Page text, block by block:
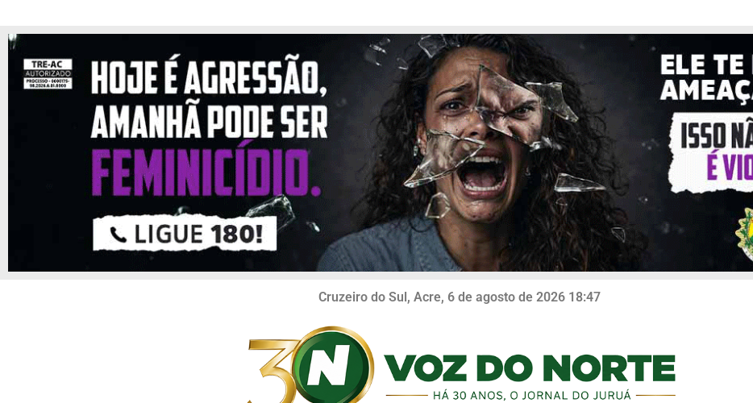
Cruzeiro do Sul, Acre, 6 de agosto de 2026 18:47